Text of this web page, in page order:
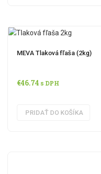
MEVA Tlaková fľaša (2kg)
€46.74 s DPH
PRIDAŤ DO KOŠÍKA